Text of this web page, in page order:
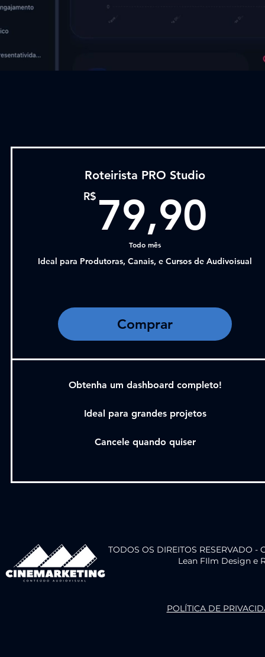
Roteirista PRO Studio
R$ 79,90
Todo mês
Ideal para Produtoras, Canais, e Cursos de Audivoisual
Comprar
Obtenha um dashboard completo!
Ideal para grandes projetos
Cancele quando quiser
TODOS OS DIREITOS RESERVADO -
Lean FIlm Design e
POLÍTICA DE